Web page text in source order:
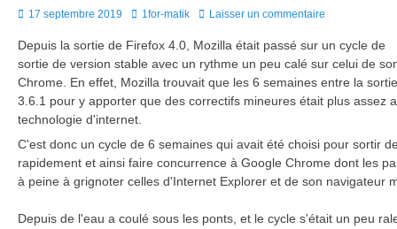
Posted
17 septembre 2019 Author
1for-matik Laisser un commentaire
Depuis la sortie de Firefox 4.0, Mozilla était passé sur un cycle de
sortie de version stable avec un rythme un peu calé sur celui de
Chrome. En effet, Mozilla trouvait que les 6 semaines entre la
3.6.1 pour y apporter que des correctifs mineures était plus assez
technologie d'internet.
C'est donc un cycle de 6 semaines qui avait été choisi pour sortir
rapidement et ainsi faire concurrence à Google Chrome dont les
à peine à grignoter celles d'Internet Explorer et de son navigateur
Depuis de l'eau a coulé sous les ponts, et le cycle s'était un peu